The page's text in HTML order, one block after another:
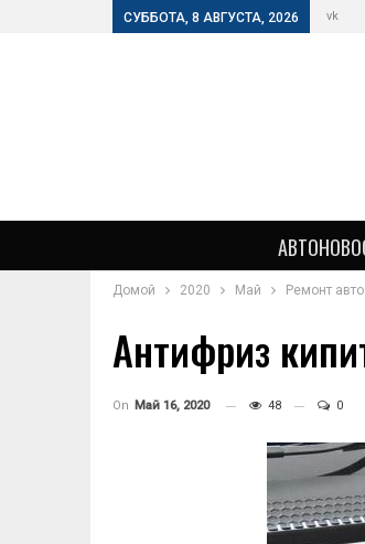
СУББОТА, 8 АВГУСТА, 2026 vk
Домой 2020 Май Ремонт авто
Антифриз
On Май 16, 2020 48 0